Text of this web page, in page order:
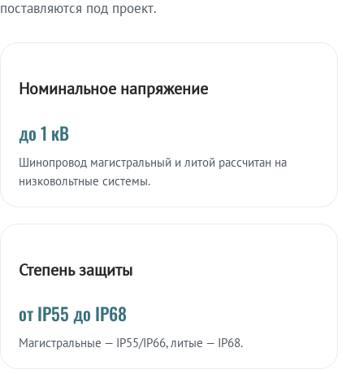
поставляются под проект.
Номинальное напряжение
до 1 кВ
Шинопровод магистральный и литой рассчитан на
низковольтные системы.
Степень защиты
от IP55 до IP68
Магистральные — IP55/IP66, литые — IP68.